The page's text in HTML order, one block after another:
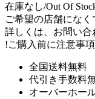
在庫なし/Out Of
ご希望の店舗になく
詳しくは、お問い合
!ご購入前に注意事
全国送料無料
代引き手数料
オーバーホー